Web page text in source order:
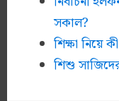
সকাল?
শিক্ষা নিয়ে
শিশু